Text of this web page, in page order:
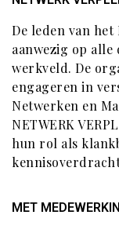
De leden van het
aanwezig op
werkveld. De
engageren in
Netwerken en
NETWERK
hun rol als
MET